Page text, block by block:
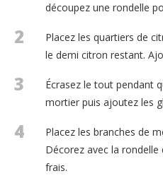
découpez une rondelle
2
Placez les quartiers de
le demi citron restant.
3
Écrasez le tout pendant
mortier puis ajoutez les
4
Placez les branches de
Décorez avec la
frais.